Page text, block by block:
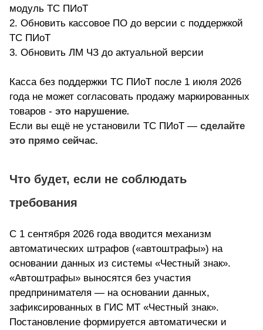
модуль ТС ПИоТ
2. Обновить кассовое ПО до версии с поддержкой
ТС ПИоТ
3. Обновить ЛМ ЧЗ до актуальной версии
Касса без поддержки ТС ПИоТ после 1 июля 2026
года не может согласовать продажу маркированных
товаров - это нарушение.
Если вы ещё не установили ТС ПИоТ — сделайте
это прямо сейчас.
Что будет, если не соблюдать
требования
С 1 сентября 2026 года вводится механизм
автоматических штрафов («автоштрафы») на
основании данных из системы «Честный знак».
«Автоштрафы» выносятся без участия
предпринимателя — на основании данных,
зафиксированных в ГИС МТ «Честный знак».
Постановление формируется автоматически и